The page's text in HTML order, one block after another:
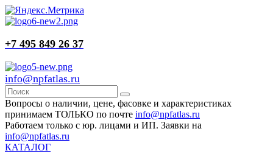
+7 495 849 26 37
info@npfatlas.ru
Вопросы о наличии, цене, фасовке и характеристиках
принимаем ТОЛЬКО по почте info@npfatlas.ru
Работаем только с юр. лицами и ИП. Заявки на
info@npfatlas.ru
КАТАЛОГ